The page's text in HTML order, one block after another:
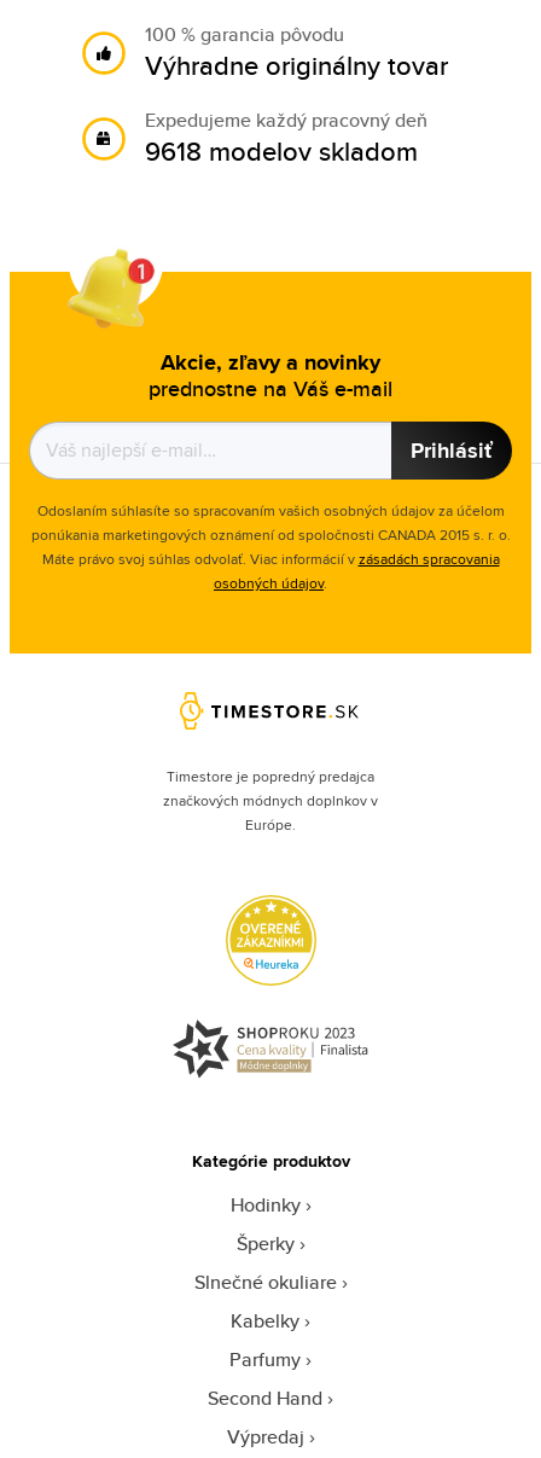
100 % garancia pôvodu
Výhradne originálny tovar
Expedujeme každý pracovný deň
9618 modelov skladom
Akcie, zľavy a novinky
prednostne na Váš e-mail
Prihlásiť
Odoslaním súhlasíte so spracovaním vašich osobných údajov za účelom
ponúkania marketingových oznámení od spoločnosti CANADA 2015 s. r. o.
Máte právo svoj súhlas odvolať. Viac informácií vzásadách spracovania
osobných údajov.
Timestore je popredný predajca
značkových módnych doplnkov v
Európe.
Kategórie produktov
Hodinky
Šperky
Slnečné okuliare
Kabelky
Parfumy
Second Hand
Výpredaj